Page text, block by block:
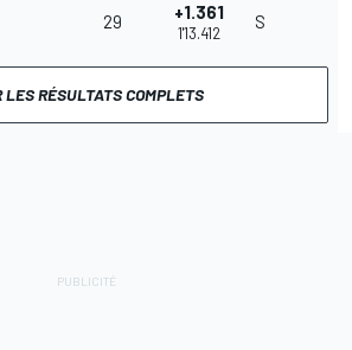
29 +1.361
1'13.412
S
LES RÉSULTATS COMPLETS